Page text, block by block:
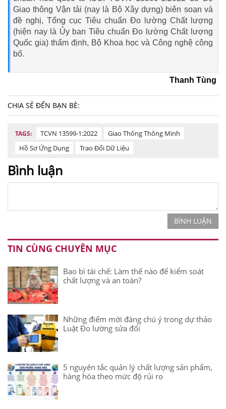
Giao thông Vận tải (nay là Bộ Xây dựng) biên soạn và
đề nghị, Tổng cục Tiêu chuẩn Đo lường Chất lượng
(hiện nay là Ủy ban Tiêu chuẩn Đo lường Chất lượng
Quốc gia) thẩm định, Bộ Khoa học và Công nghệ công
bố.
Thanh Tùng
CHIA SẺ ĐẾN BẠN BÈ:
TAGS: TCVN 13599-1:2022
Giao Thông Thông Minh
Hồ Sơ Ứng Dụng
Trao Đổi Dữ Liệu
Bình luận
BÌNH LUẬN
TIN CÙNG CHUYÊN MỤC
Bao bì tái chế: Làm thế nào để kiểm soát
chất lượng và an toàn?
Những điểm mới đáng chú ý trong dự thảo
Luật Đo lường sửa đổi
5 nguyên tắc quản lý chất lượng sản phẩm,
hàng hóa theo mức độ rủi ro